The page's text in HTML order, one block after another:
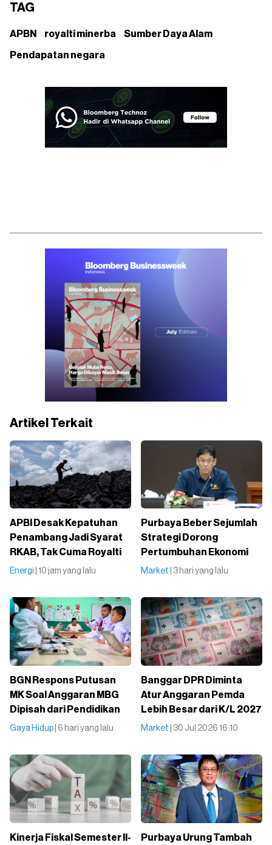
TAG
APBN royalti minerba Sumber Daya Alam
Pendapatan negara
Artikel Terkait
APBI Desak Kepatuhan
Penambang Jadi Syarat
RKAB, Tak Cuma Royalti
Energi | 10 jam yang lalu
Purbaya Beber Sejumlah
Strategi Dorong
Pertumbuhan Ekonomi
Market | 3 hari yang lalu
BGN Respons Putusan
MK Soal Anggaran MBG
Dipisah dari Pendidikan
Gaya Hidup | 6 hari yang lalu
Banggar DPR Diminta
Atur Anggaran Pemda
Lebih Besar dari K/L 2027
Market | 30 Jul 2026 16:10
Kinerja Fiskal Semester II-
Purbaya Urung Tambah